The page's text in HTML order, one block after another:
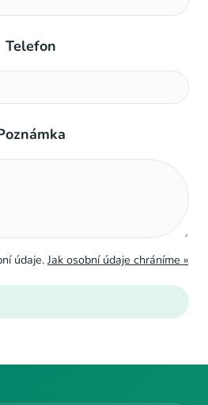
Telefon
údaje. Jak osobní údaje chráníme »